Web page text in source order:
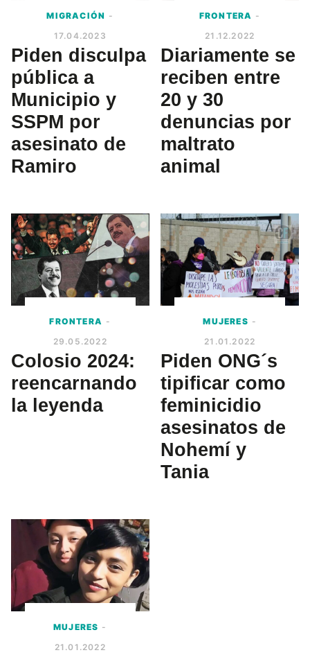
MIGRACIÓN -
17.04.2023
Piden disculpa
pública a
Municipio y
SSPM por
asesinato de
Ramiro
FRONTERA -
21.12.2022
Diariamente se
reciben entre
20 y 30
denuncias por
maltrato
animal
FRONTERA -
29.05.2022
Colosio 2024:
reencarnando
la leyenda
MUJERES -
21.01.2022
Piden ONG´s
tipificar como
feminicidio
asesinatos de
Nohemí y
Tania
MUJERES -
21.01.2022